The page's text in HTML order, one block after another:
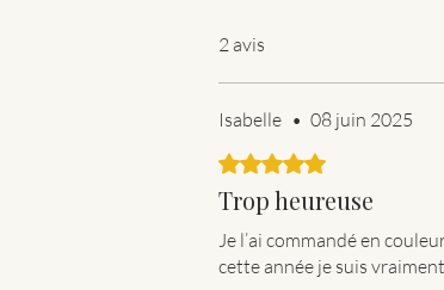
2 avis
Isabelle • 08 juin 2025
Noté 5 sur 5.
Trop heureuse
Je l’ai commandé en
cette année je suis